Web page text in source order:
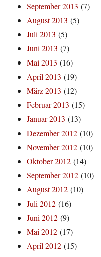
September 2013 (7)
August 2013 (5)
Juli 2013 (5)
Juni 2013 (7)
Mai 2013 (16)
April 2013 (19)
März 2013 (12)
Februar 2013 (15)
Januar 2013 (13)
Dezember 2012 (10)
November 2012 (10)
Oktober 2012 (14)
September 2012 (10)
August 2012 (10)
Juli 2012 (16)
Juni 2012 (9)
Mai 2012 (17)
April 2012 (15)